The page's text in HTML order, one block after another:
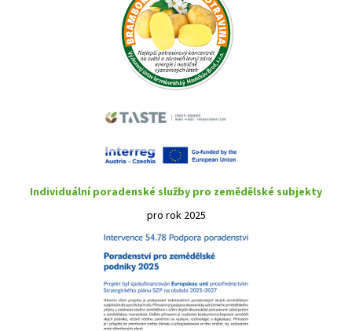
Individuální poradenské služby pro zemědělské subjekty
pro rok 2025